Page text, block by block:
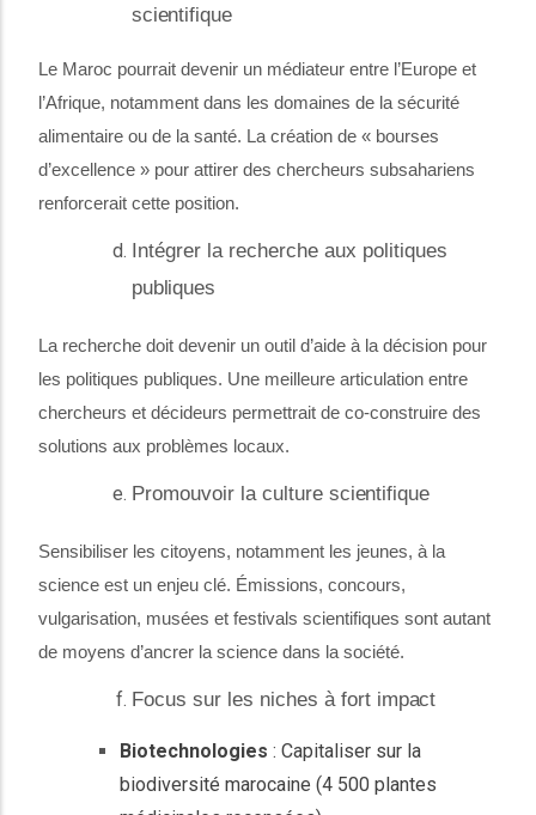
scientifique
Le Maroc pourrait devenir un médiateur entre l’Europe et
l’Afrique, notamment dans les domaines de la sécurité
alimentaire ou de la santé. La création de « bourses
d’excellence » pour attirer des chercheurs subsahariens
renforcerait cette position.
Intégrer la recherche aux politiques
publiques
La recherche doit devenir un outil d’aide à la décision pour
les politiques publiques. Une meilleure articulation entre
chercheurs et décideurs permettrait de co-construire des
solutions aux problèmes locaux.
Promouvoir la culture scientifique
Sensibiliser les citoyens, notamment les jeunes, à la
science est un enjeu clé. Émissions, concours,
vulgarisation, musées et festivals scientifiques sont autant
de moyens d’ancrer la science dans la société.
Focus sur les niches à fort impact
Biotechnologies : Capitaliser sur la
biodiversité marocaine (4 500 plantes